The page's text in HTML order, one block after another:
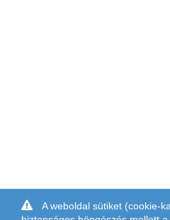
A weboldal sütiket (cookie-